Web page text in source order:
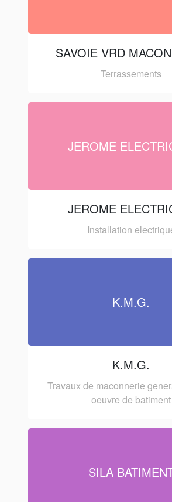
SAVOIE VRD
Terrassements
JEROME
JEROME
Installation
K.M.G.
K.M.G.
Travaux de maconnerie
oeuvre de batiment
SILA